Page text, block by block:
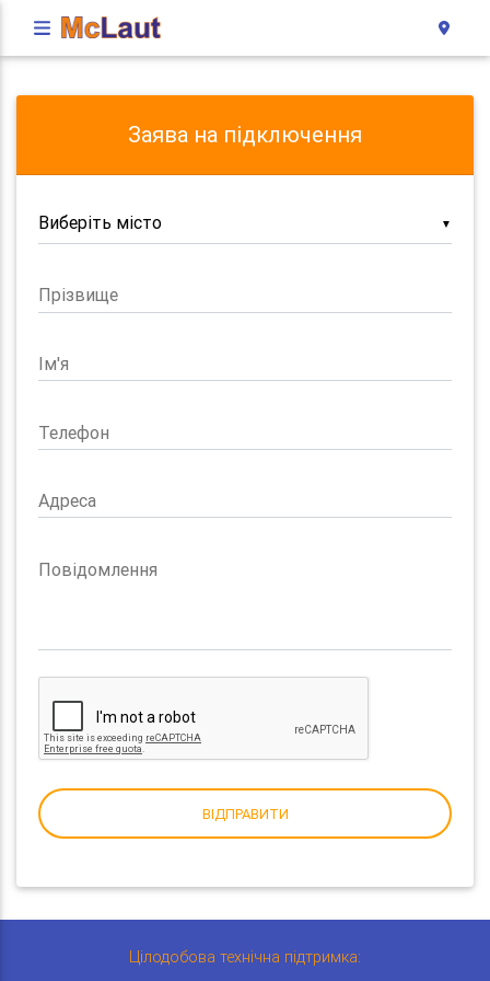
Заява на підключення
▼
Прізвище
Ім'я
Телефон
Адреса
Повідомлення
ВІДПРАВИТИ
Цілодобова технічна підтримка: